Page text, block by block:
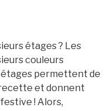
étages ? Les
couleurs
étages permettent de
et donnent
! Alors,